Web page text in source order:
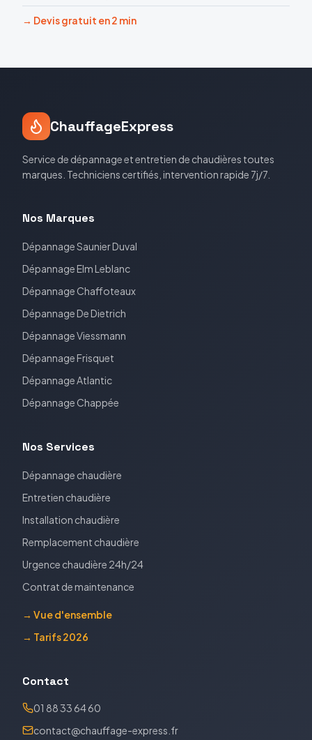
→ Devis gratuit en 2 min
ChauffageExpress
Service de dépannage et entretien de chaudières toutes
marques. Techniciens certifiés, intervention rapide 7j/7.
Nos Marques
DépannageSaunier Duval
DépannageElm Leblanc
Dépannage Chaffoteaux
DépannageDe Dietrich
DépannageViessmann
DépannageFrisquet
DépannageAtlantic
Dépannage Chappée
Nos Services
Dépannage chaudière
Entretien chaudière
Installation chaudière
Remplacement chaudière
Urgence chaudière 24h/24
Contrat de maintenance
→ Vue d'ensemble
→ Tarifs 2026
Contact
01 88 33 64 60
contact@chauffage-express.fr